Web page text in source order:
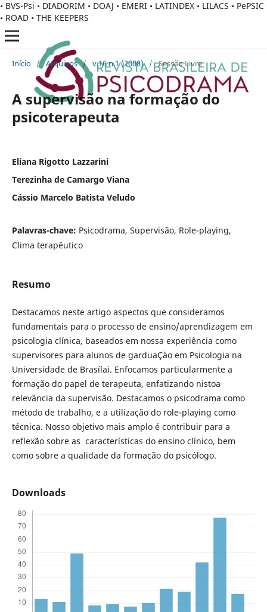
• BVS-Psi • DIADORIM • DOAJ • EMERI • LATINDEX • LILACS • PePSIC
• ROAD • THE KEEPERS
Início / Arquivos / v.16 n.1 (2008) / Sessão Livre
A supervisão na formação do
psicoterapeuta
Eliana Rigotto Lazzarini
Terezinha de Camargo Viana
Cássio Marcelo Batista Veludo
Palavras-chave: Psicodrama, Supervisão, Role-playing,
Clima terapêutico
Resumo
Destacamos neste artigo aspectos que consideramos
fundamentais para o processo de ensino/aprendizagem em
psicologia clínica, baseados em nossa experiência como
supervisores para alunos de garduaÇào em Psicologia na
Universidade de Brasílai. Enfocamos particularmente a
formação do papel de terapeuta, enfatizando nistoa
relevância da supervisão. Destacamos o psicodrama como
método de trabalho, e a utilização do role-playing como
técnica. Nosso objetivo mais amplo é contribuir para a
reflexão sobre as características do ensino clínico, bem
como sobre a qualidade da formação do psicólogo.
Downloads